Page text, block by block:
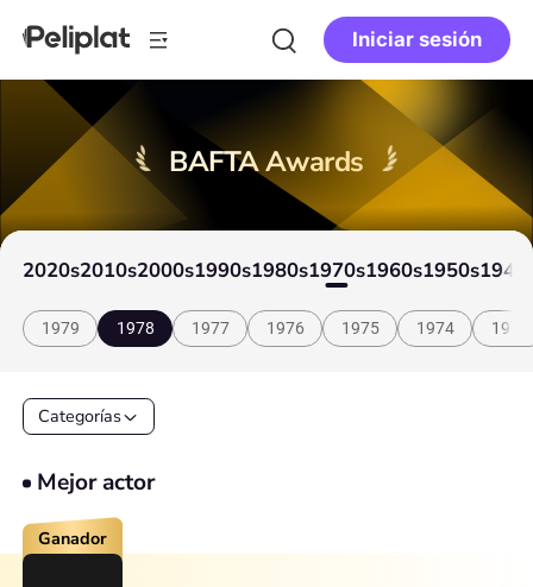
Iniciar sesión
BAFTA Awards
2020s2010s2000s1990s1980s1970s1960s1950s
1979 1978 1977 1976 1975 1974 1973
Categorías
Mejor actor
Ganador